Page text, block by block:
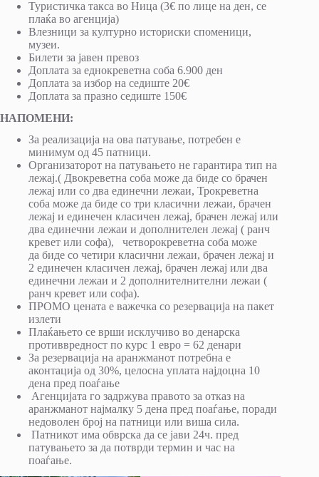
Туристичка такса во Ница (3€ по лице на ден, се
плаќа во агенција)
Влезници за културно историски споменици,
музеи.
Билети за јавен превоз
Доплата за еднокреветна соба 6.900 ден
Доплата за избор на седиште 20€
Доплата за празно седиште 150€
НАПОМЕНИ:
За реализација на ова патување, потребен е
минимум од 45 патници.
Организаторот на патувањето не гарантира тип на
лежај.( Двокреветна соба може да биде со брачен
лежај или со два единечни лежаи, Трокреветна
соба може да биде со три класични лежаи, брачен
лежај и единечен класичен лежај, брачен лежај или
два единечни лежаи и дополнителен лежај ( ранч
кревет или софа), четворокреветна соба може
да биде со четири класични лежаи, брачен лежај и
2 единечен класичен лежај, брачен лежај или два
единечни лежаи и 2 дополнителнителни лежаи (
ранч кревет или софа).
ПРОМО цената е важечка со резервација на пакет
излети
Плаќањето се врши исклучиво во денарска
противвредност по курс 1 евро = 62 денари
За резервација на аранжманот потребна е
аконтација од 30%, целосна уплата најдоцна 10
дена пред поаѓање
Агенцијата го задржува правото за отказ на
аранжманот најмалку 5 дена пред поаѓање, поради
недоволен број на патници или виша сила.
Патникот има обврска да се јави 24ч. пред
патувањето за да потврди термин и час на
поаѓање.